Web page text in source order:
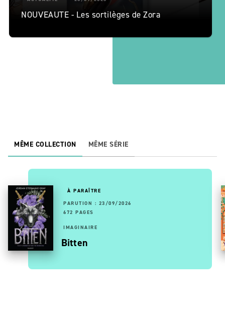
NOUVEAUTE - Les sortilèges de Zora
MÊME COLLECTION MÊME SÉRIE
À PARAÎTRE
PARUTION : 23/09/2026
672 PAGES
IMAGINAIRE
Bitten